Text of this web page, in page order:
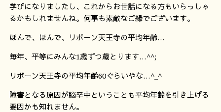
学びになりましたし、これからお世話になる方もいらっしゃ
るかもしれませんね。何事も素敵なご縁でございます。
ほんで、ほんで、リボーン天王寺の平均年齢…
毎年、平等にみんな1歳ずつ歳とります…^^;
リボーン天王寺の平均年齢60ぐらいやな…^_^
障害となる原因が脳卒中ということも平均年齢を引き上げる
要因かも知れません。